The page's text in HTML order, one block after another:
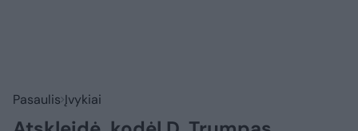
Pasaulis Įvykiai